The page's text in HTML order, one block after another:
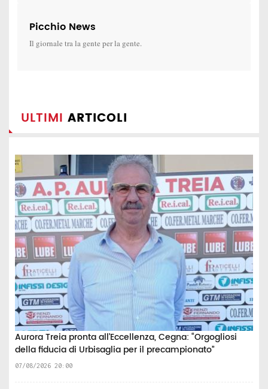
Picchio News
Il giornale tra la gente per la gente.
ULTIMI ARTICOLI
Aurora Treia pronta all’Eccellenza, Cegna: “Orgogliosi
della fiducia di Urbisaglia per il precampionato”
07/08/2026 20:00